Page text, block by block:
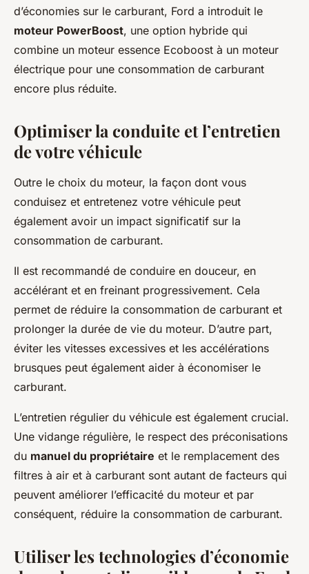
d’économies sur le carburant, Ford a introduit le
moteur PowerBoost, une option hybride qui
combine un moteur essence Ecoboost à un moteur
électrique pour une consommation de carburant
encore plus réduite.
Optimiser la conduite et l’entretien
de votre véhicule
Outre le choix du moteur, la façon dont vous
conduisez et entretenez votre véhicule peut
également avoir un impact significatif sur la
consommation de carburant.
Il est recommandé de conduire en douceur, en
accélérant et en freinant progressivement. Cela
permet de réduire la consommation de carburant et
prolonger la durée de vie du moteur. D’autre part,
éviter les vitesses excessives et les accélérations
brusques peut également aider à économiser le
carburant.
L’entretien régulier du véhicule est également crucial.
Une vidange régulière, le respect des préconisations
du manuel du propriétaire et le remplacement des
filtres à air et à carburant sont autant de facteurs qui
peuvent améliorer l’efficacité du moteur et par
conséquent, réduire la consommation de carburant.
Utiliser les technologies d’économie